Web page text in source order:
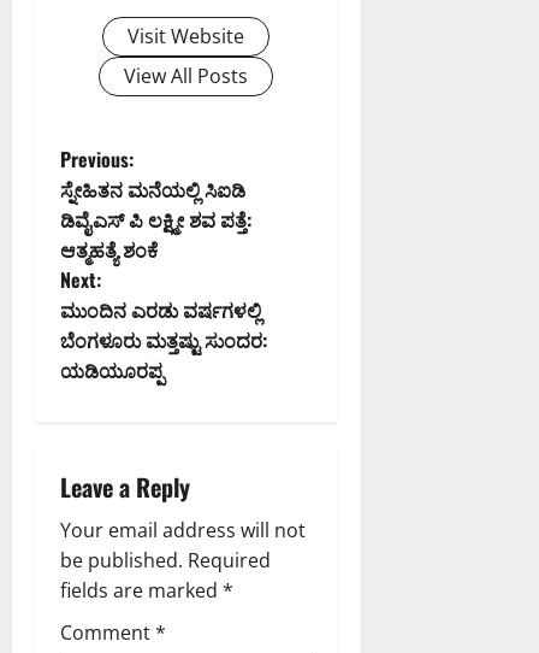
Visit Website
View All Posts
P
o
s
t
n
v
i
g
a
Previous:
ಸ್ನೇಹಿತನ ಮನೆಯಲ್ಲಿ ಸಿಐಡಿ
ಡಿವೈಎಸ್ ಪಿ ಲಕ್ಷ್ಮೀ ಶವ ಪತ್ತೆ:
ಆತ್ಮಹತ್ಯೆ ಶಂಕೆ
Next:
ಮುಂದಿನ ಎರಡು ವರ್ಷಗಳಲ್ಲಿ
ಬೆಂಗಳೂರು ಮತ್ತಷ್ಟು ಸುಂದರ:
ಯಡಿಯೂರಪ್ಪ
Leave a Reply
Your email address will not
be published. Required
fields are marked *
Comment*